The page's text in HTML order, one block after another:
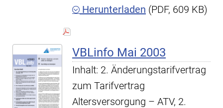
Herunterladen (PDF, 609 KB)
VBLinfo Mai 2003
Inhalt: 2. Änderungstarifvertrag
zum Tarifvertrag
Altersversorgung – ATV, 2.